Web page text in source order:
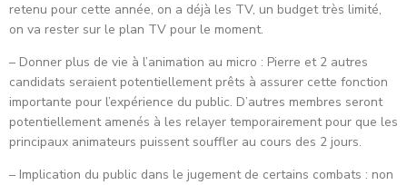
retenu pour cette année, on a déjà les TV, un budget très limité,
on va rester sur le plan TV pour le moment.
– Donner plus de vie à l’animation au micro : Pierre et 2 autres
candidats seraient potentiellement prêts à assurer cette fonction
importante pour l’expérience du public. D’autres membres seront
potentiellement amenés à les relayer temporairement pour que les
principaux animateurs puissent souffler au cours des 2 jours.
– Implication du public dans le jugement de certains combats : non